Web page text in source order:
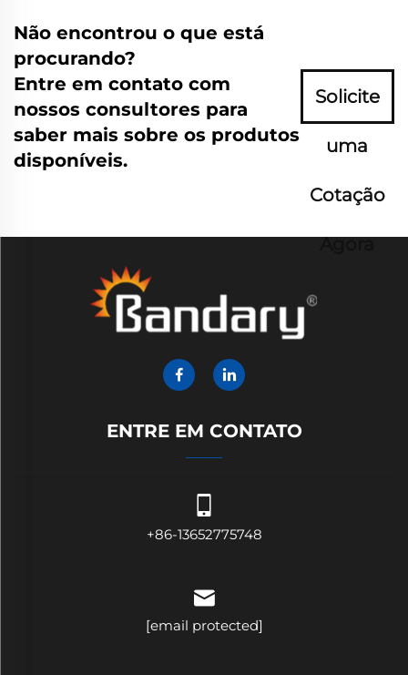
Não encontrou o que está
procurando?
Entre em contato com
nossos consultores para
saber mais sobre os produtos
disponíveis.
Solicite
uma
Cotação
Agora
ENTRE EM CONTATO
+86-13652775748
[email protected]